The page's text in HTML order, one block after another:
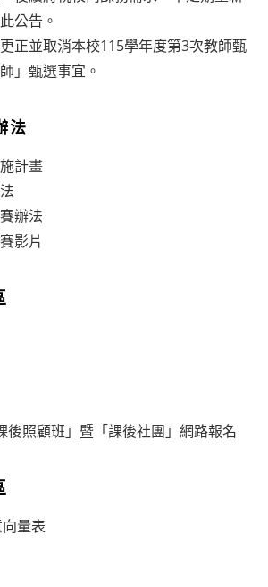
公告。
更正並取消本校115學年度第3次教師甄
」甄選事宜。
法
計畫
辦法
影片
後照顧班」暨「課後社團」網路報名
量表